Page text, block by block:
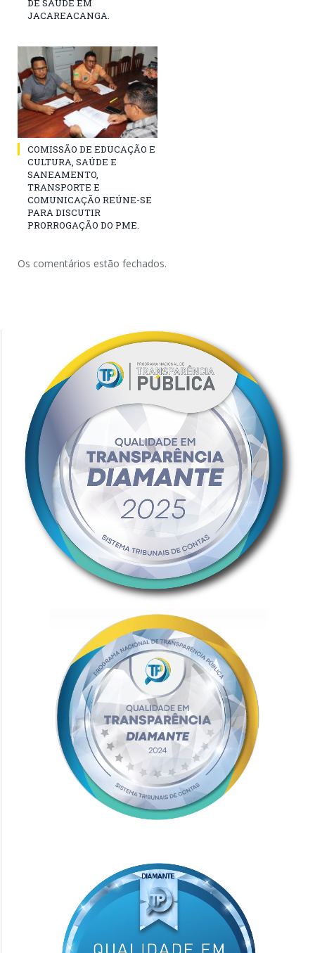
DE SAÚDE EM
JACAREACANGA.
COMISSÃO DE EDUCAÇÃO E
CULTURA, SAÚDE E
SANEAMENTO,
TRANSPORTE E
COMUNICAÇÃO REÚNE-SE
PARA DISCUTIR
PRORROGAÇÃO DO PME.
Os comentários estão fechados.